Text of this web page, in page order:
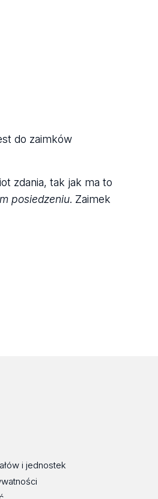
do zaimków
zdania, tak jak ma to
posiedzeniu. Zaimek
i jednostek